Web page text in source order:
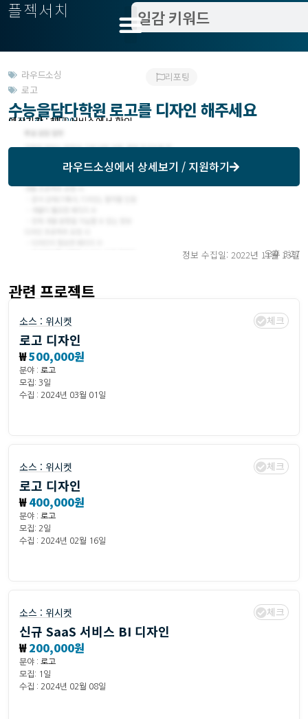
플젝서치
라우드소싱
로고
리포팅
수능을담다학원 로고를 디자인 해주세요
모집기한 : 11/20
예상기간 : 해당 서비스에서 확인
라우드소싱에서 상세보기 / 지원하기
정보 수집일: 2022년 11월 13일
오후 3:27
관련 프로젝트
소스 : 위시켓 체크
로고 디자인
₩500,000원
분야 : 로고
모집: 3일
수집 : 2024년 03월 01일
소스 : 위시켓 체크
로고 디자인
₩400,000원
분야 : 로고
모집: 2일
수집 : 2024년 02월 16일
소스 : 위시켓 체크
신규 SaaS 서비스 BI 디자인
₩200,000원
분야 : 로고
모집: 1일
수집 : 2024년 02월 08일